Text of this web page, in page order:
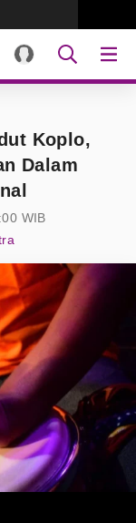
Koplo,
Dalam
WIB